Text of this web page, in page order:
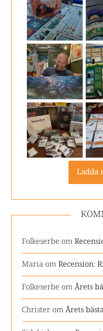
Ladda
Folkeserbe om
Maria omRecension:
Folkeserbe omÅrets
Christer omÅrets